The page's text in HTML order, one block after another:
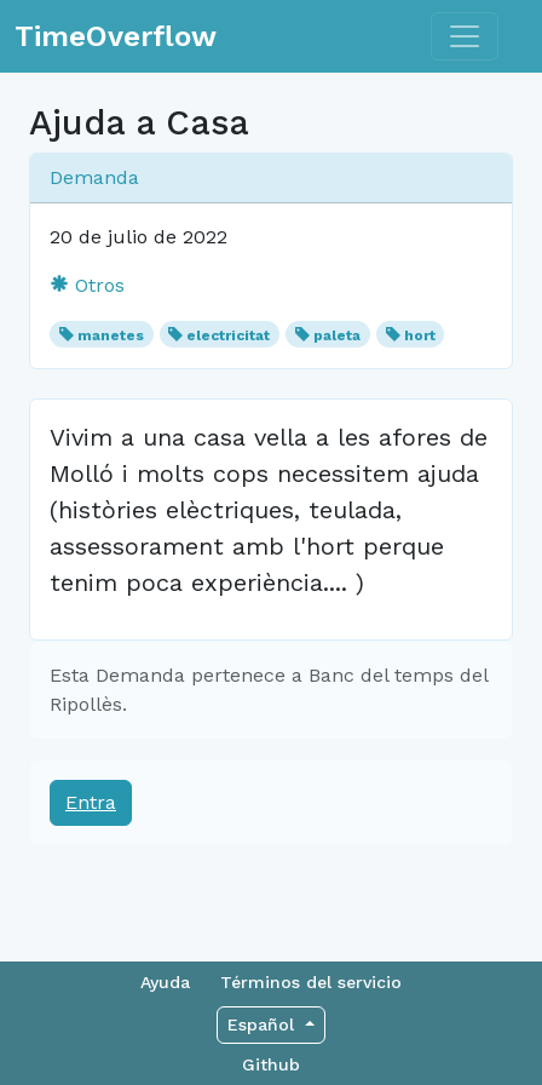
TimeOverflow Toggle
Ajuda a Casa
Demanda
20 de julio de 2022
Otros
manetes electricitat paleta hort
Vivim a una casa vella a les afores de
Molló i molts cops necessitem ajuda
(històries elèctriques, teulada,
assessorament amb l'hort perque
tenim poca experiència.... )
Esta Demanda pertenece a Banc del temps del
Ripollès.
Entra
Ayuda Términos del servicio
Español
Github